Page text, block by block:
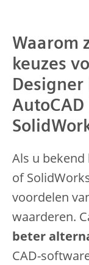
Waarom
keuzes
Als u
of
voordelen
waarderen.
beter
CAD-